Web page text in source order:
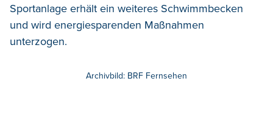
Sportanlage erhält ein weiteres Schwimmbecken
und wird energiesparenden Maßnahmen
unterzogen.
Archivbild: BRF Fernsehen